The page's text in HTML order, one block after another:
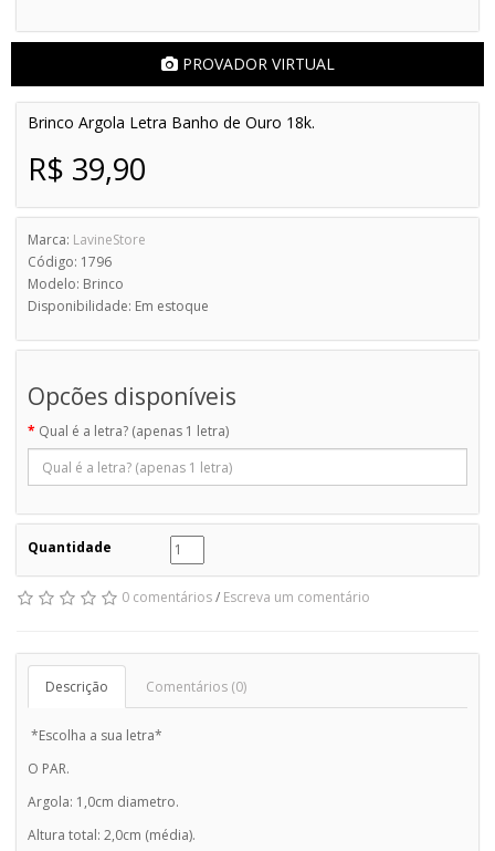
PROVADOR VIRTUAL
Brinco Argola Letra Banho de Ouro 18k.
R$ 39,90
Marca: LavineStore
Código: 1796
Modelo: Brinco
Disponibilidade: Em estoque
Opcões disponíveis
Qual é a letra? (apenas 1 letra)
Quantidade
0 comentários/ Escreva um comentário
Descrição Comentários (0)
*Escolha a sua letra*
O PAR.
Argola: 1,0cm diametro.
Altura total: 2,0cm (média).